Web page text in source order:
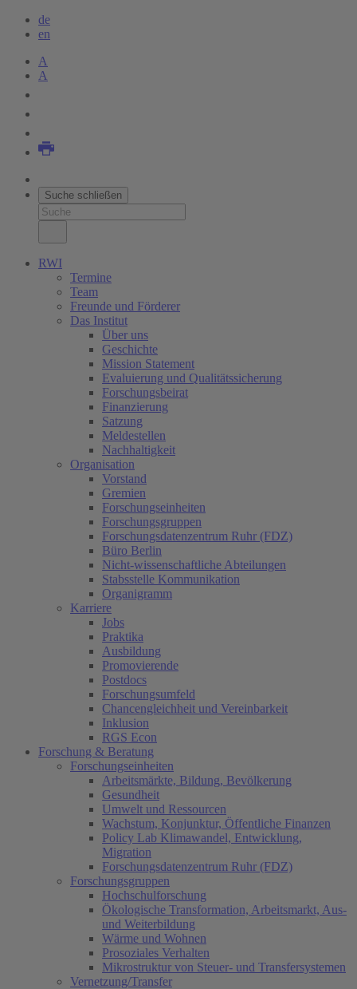
de
en
A
A
Suche schließen
RWI
Termine
Team
Freunde und Förderer
Das Institut
Über uns
Geschichte
Mission Statement
Evaluierung und Qualitätssicherung
Forschungsbeirat
Finanzierung
Satzung
Meldestellen
Nachhaltigkeit
Organisation
Vorstand
Gremien
Forschungseinheiten
Forschungsgruppen
Forschungsdatenzentrum Ruhr (FDZ)
Büro Berlin
Nicht-wissenschaftliche Abteilungen
Stabsstelle Kommunikation
Organigramm
Karriere
Jobs
Praktika
Ausbildung
Promovierende
Postdocs
Forschungsumfeld
Chancengleichheit und Vereinbarkeit
Inklusion
RGS Econ
Forschung & Beratung
Forschungseinheiten
Arbeitsmärkte, Bildung, Bevölkerung
Gesundheit
Umwelt und Ressourcen
Wachstum, Konjunktur, Öffentliche Finanzen
Policy Lab Klimawandel, Entwicklung,
Migration
Forschungsdatenzentrum Ruhr (FDZ)
Forschungsgruppen
Hochschulforschung
Ökologische Transformation, Arbeitsmarkt, Aus-
und Weiterbildung
Wärme und Wohnen
Prosoziales Verhalten
Mikrostruktur von Steuer- und Transfersystemen
Vernetzung/Transfer